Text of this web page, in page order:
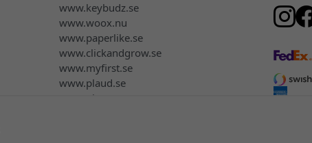
www.keybudz.se
www.woox.nu
www.paperlike.se
www.clickandgrow.se
www.myfirst.se
www.plaud.se
www.pipetto.se